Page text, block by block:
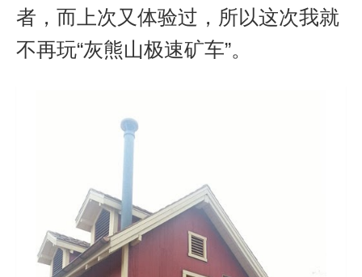
者，而上次又体验过，所以这次我就
不再玩“灰熊山极速矿车”。